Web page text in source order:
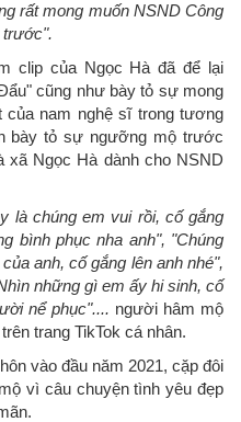
rất mong muốn NSND Công
trước".
clip của Ngọc Hà đã để lại
cũng như bày tỏ sự mong
nam nghệ sĩ trong tương
bày tỏ sự ngưỡng mộ trước
Ngọc Hà dành cho NSND
là chúng em vui rồi, cố gắng
bình phục nha anh", "Chúng
anh, cố gắng lên anh nhé",
những gì em ấy hi sinh, cố
nể phục".... người hâm mộ
trang TikTok cá nhân.
vào đầu năm 2021, cặp đôi
vì câu chuyện tình yêu đẹp